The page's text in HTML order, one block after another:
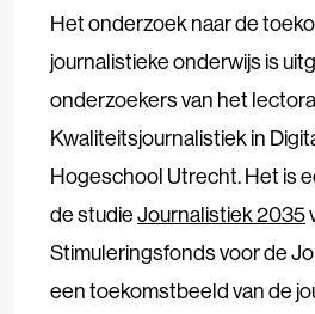
Het onderzoek naar de
journalistieke onderwijs is
onderzoekers van het
Kwaliteitsjournalistiek in
Hogeschool Utrecht. Het is
de studieJournalistiek 2035
Stimuleringsfonds voor de
een toekomstbeeld van de